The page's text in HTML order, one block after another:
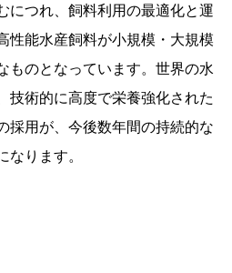
につれ、飼料利用の最適化と運
性能水産飼料が小規模・大規模
ものとなっています。世界の水
技術的に高度で栄養強化された
採用が、今後数年間の持続的な
ります。